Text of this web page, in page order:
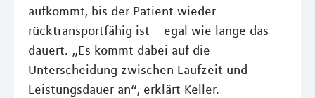
aufkommt, bis der Patient wieder
rücktransportfähig ist – egal wie lange das
dauert. „Es kommt dabei auf die
Unterscheidung zwischen Laufzeit und
Leistungsdauer an“, erklärt Keller.